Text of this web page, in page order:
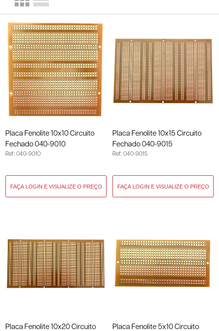
Placa Fenolite 10x10 Circuito
Fechado 040-9010
Ref: 040-9010
Placa Fenolite 10x15 Circuito
Fechado 040-9015
Ref: 040-9015
Placa Fenolite 10x20 Circuito
Placa Fenolite 5x10 Circuito